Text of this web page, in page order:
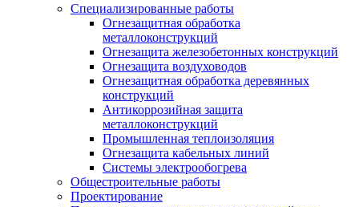
Специализированные работы
Огнезащитная обработка
металлоконструкций
Огнезащита железобетонных конструкций
Огнезащита воздуховодов
Огнезащитная обработка деревянных
конструкций
Антикоррозийная защита
металлоконструкций
Промышленная теплоизоляция
Огнезащита кабельных линий
Системы электрообогрева
Общестроительные работы
Проектирование